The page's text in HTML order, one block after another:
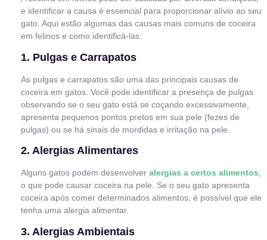
e identificar a causa é essencial para proporcionar alívio ao seu
gato. Aqui estão algumas das causas mais comuns de coceira
em felinos e como identificá-las:
1. Pulgas e Carrapatos
As pulgas e carrapatos são uma das principais causas de
coceira em gatos. Você pode identificar a presença de pulgas
observando se o seu gato está se coçando excessivamente,
apresenta pequenos pontos pretos em sua pele (fezes de
pulgas) ou se há sinais de mordidas e irritação na pele.
2. Alergias Alimentares
Alguns gatos podem desenvolver alergias a certos alimentos
o que pode causar coceira na pele. Se o seu gato apresenta
coceira após comer determinados alimentos, é possível que ele
tenha uma alergia alimentar.
3. Alergias Ambientais